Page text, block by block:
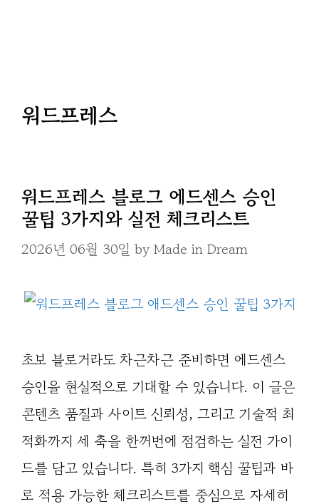
워드프레스
워드프레스 블로그 에드센스 승인
꿀팁 3가지와 실전 체크리스트
2026년 06월 30일 by Made in Dream
초보 블로거라도 차근차근 준비하면 에드센스
승인을 현실적으로 기대할 수 있습니다. 이 글은
콘텐츠 품질과 사이트 신뢰성, 그리고 기술적 최
적화까지 세 축을 한꺼번에 점검하는 실전 가이
드를 담고 있습니다. 특히 3가지 핵심 꿀팁과 바
로 적용 가능한 체크리스트를 중심으로 자세히